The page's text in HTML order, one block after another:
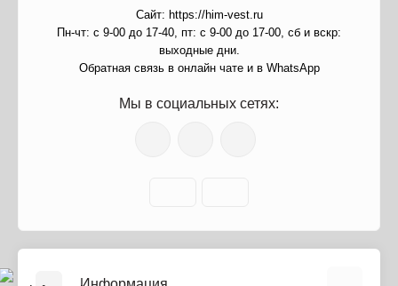
Сайт: https://him-vest.ru
Пн-чт: с 9-00 до 17-40, пт: с 9-00 до 17-00, сб и вскр:
выходные дни.
Обратная связь в онлайн чате и в WhatsApp
Мы в социальных сетях: